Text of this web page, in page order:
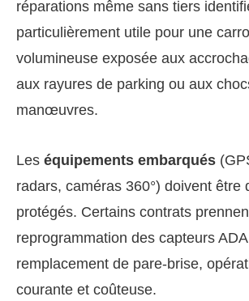
réparations même sans tiers
particulièrement utile pour une
volumineuse exposée aux
aux rayures de parking ou aux
manœuvres.
Les équipements embarqués
radars, caméras 360°) doivent être
protégés. Certains contrats
reprogrammation des capteurs
remplacement de pare-brise,
courante et coûteuse.